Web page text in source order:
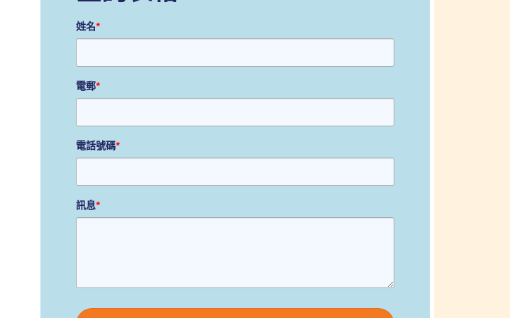
姓名*
電郵*
電話號碼*
訊息*